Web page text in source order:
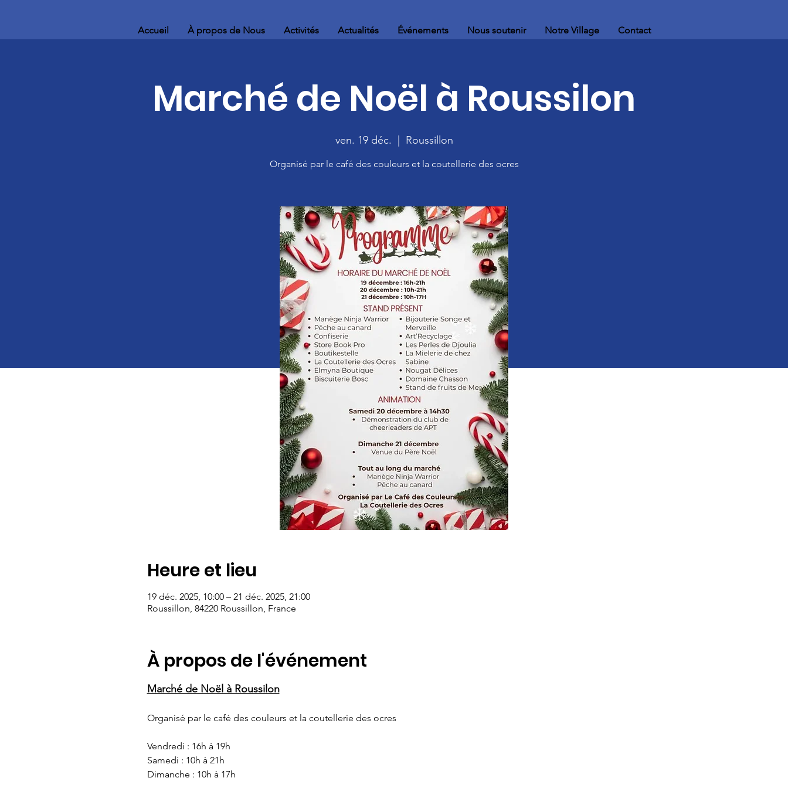
Accueil À propos de Nous Activités Actualités Événements Nous soutenir Notre Village Contact
Marché de Noël à Roussilon
ven. 19 déc. Roussillon
Organisé par le café des couleurs et la coutellerie des ocres
Heure et lieu
19 déc. 2025, 10:00 – 21 déc. 2025, 21:00
Roussillon, 84220 Roussillon, France
À propos de l'événement
Marché de Noël à Roussilon
Organisé par le café des couleurs et la coutellerie des ocres
Vendredi : 16h à 19h
Samedi : 10h à 21h
Dimanche : 10h à 17h